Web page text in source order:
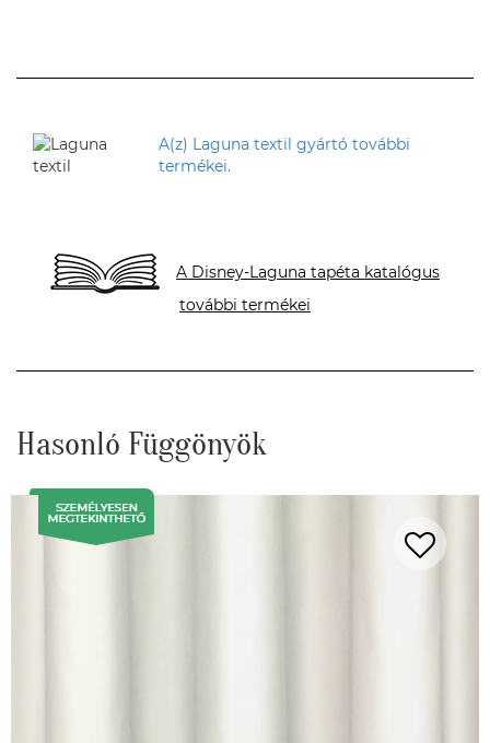
A(z) Laguna textil gyártó további
termékei.
A Disney-Laguna tapéta katalógus
további termékei
Hasonló Függönyök